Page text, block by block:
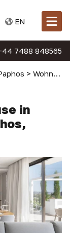
EN
7488 848565
> Wohnungen in Paphos
in